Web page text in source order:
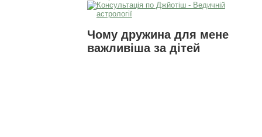
Чому дружина для мене
важливіша за дітей